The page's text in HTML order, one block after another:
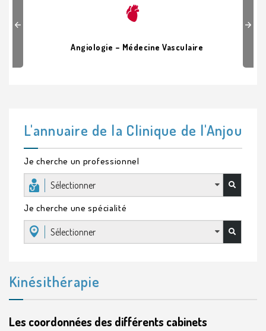
Previous
Angiologie – Médecine Vasculaire
Next
L'annuaire de la Clinique de l'Anjou
Je cherche un professionnel
Sélectionner
Je cherche une spécialité
Sélectionner
Kinésithérapie
Les coordonnées des différents cabinets